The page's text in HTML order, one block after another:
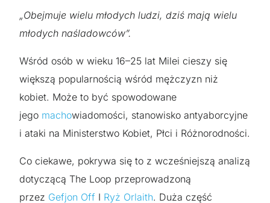
„Obejmuje wielu młodych ludzi, dziś mają wielu
młodych naśladowców”.
Wśród osób w wieku 16–25 lat Milei cieszy się
większą popularnością wśród mężczyzn niż
kobiet. Może to być spowodowane
jego machowiadomości, stanowisko antyaborcyjne
i ataki na Ministerstwo Kobiet, Płci i Różnorodności.
Co ciekawe, pokrywa się to z wcześniejszą analizą
dotyczącą The Loop przeprowadzoną
przez Gefjon Off I Ryż Orlaith. Duża część